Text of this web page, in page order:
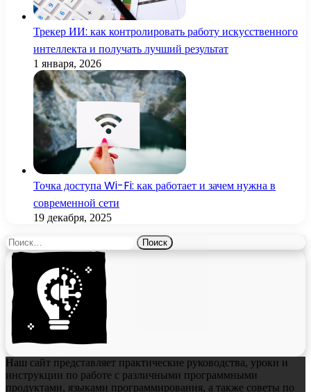
Трекер ИИ: как контролировать работу искусственного
интеллекта и получать лучший результат
1 января, 2026
Точка доступа Wi-Fi: как работает и зачем нужна в
современной сети
19 декабря, 2025
Найти:
Наш сайт представляет практические руководства, уроки и
инструкции по работе с различными программными
продуктами, языками программирования, а также советы по